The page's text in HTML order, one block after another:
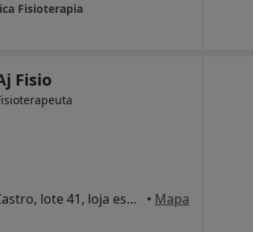
Fisioterapia
Fisio
Avenida Canto e Castro, lote 41, loja esq. , Amadora • Mapa